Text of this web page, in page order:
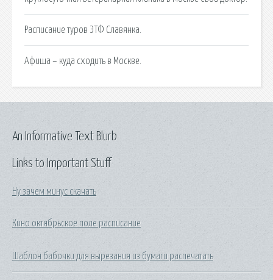
Расписание туров ЭТФ Славянка.
Афиша – куда сходить в Москве.
Links to Important Stuff
Ну зачем минус скачать
Кино октябрьское поле расписание
Шаблон бабочки для вырезания из бумаги распечатать
An Informative Text Blurb